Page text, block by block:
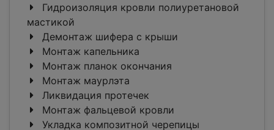
Гидроизоляция кровли полиуретановой
мастикой
Демонтаж шифера с крыши
Монтаж капельника
Монтаж планок окончания
Монтаж маурлэта
Ликвидация протечек
Монтаж фальцевой кровли
Укладка композитной черепицы